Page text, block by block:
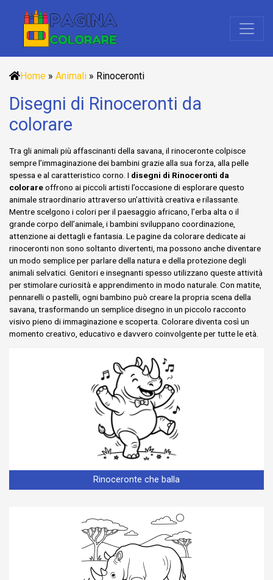
Home » Animali » Rinoceronti
Disegni di Rinoceronti da
colorare
Tra gli animali più affascinanti della savana, il rinoceronte colpisce
sempre l’immaginazione dei bambini grazie alla sua forza, alla pelle
spessa e al caratteristico corno. I disegni di Rinoceronti da
colorareoffrono ai piccoli artisti l’occasione di esplorare questo
animale straordinario attraverso un’attività creativa e rilassante.
Mentre scelgono i colori per il paesaggio africano, l’erba alta o il
grande corpo dell’animale, i bambini sviluppano coordinazione,
attenzione ai dettagli e fantasia. Le pagine da colorare dedicate ai
rinoceronti non sono soltanto divertenti, ma possono anche diventare
un modo semplice per parlare della natura e della protezione degli
animali selvatici. Genitori e insegnanti spesso utilizzano queste attività
per stimolare curiosità e apprendimento in modo naturale. Con matite,
pennarelli o pastelli, ogni bambino può creare la propria scena della
savana, trasformando un semplice disegno in un piccolo racconto
visivo pieno di immaginazione e scoperta. Colorare diventa così un
momento creativo, educativo e davvero coinvolgente per tutte le età.
Rinoceronte che balla